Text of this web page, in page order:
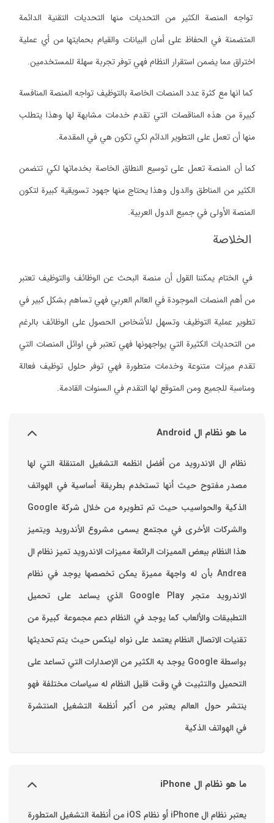
تواجه المنصة الكثير من التحديات منها التحديات التقنية الدائمة
المتضمنة في الحفاظ على أمان البيانات والقيام بحمايتها من أي عملية
اختراق مما يضمن استقرار النظام فهي توفر تجربة سهلة للمستخدمين.
كما انها مع كثرة عدد المنصات الخاصة بالتوظيف تواجه المنصة المنافسة
كبيرة من هذه المناقصات التي تقدم خدمات مشابهة لها وهذا يتطلب
منها أن تعمل على التطوير الدائم لكي تكون هي في المقدمة.
كما أن المنصة تعمل على توسيع النطاق الخاصة بخدماتها لكي تتضمن
الكثير من المناطق والدول وهذا يحتاج منها جهود تسويقية كبيرة لتكون
المنصة الأولى في جميع الدول العربية.
الخلاصة
في الختام يمكننا القول أن منصة البحث عن الوظائف والتوظيف تعتبر
من أهم المنصات الموجودة في العالم العربي فهي تساهم بشكل كبير في
تطوير عملية التوظيف وتسهل للأشخاص الحصول على الوظائف بالرغم
من التحديات الكثيرة التي يواجهونها فهي تعتبر في اوائل المنصات التي
تقدم ميزات متنوعة وخدمات متطورة فهي توفر حلول توظيف فعالة
ومناسبة للجميع ومن المتوقع لها التقدم في السنوات القادمة.
ما هو نظام ال Android
نظام ال الاندرويد من أفضل انظمه التشغيل المتنقلة التي لها
مصدر مفتوح حيث أنها تستخدم بطريقة أساسية في الهواتف
والشركات الأخرى في مجتمع يسمى مشروع الأندرويد ويتميز
هذا النظام ببعض المميزات الرائعة ‏مميزات الاندرويد ‏تميز نظام ال
Andrea بأن له واجهة مميزة يمكن تخصصها ‏يوجد في نظام
الاندرويد متجر Google Play الذي يساعد على تحميل
التطبيقات والألعاب ‏كما يوجد في النظام دعم مجموعة كبيرة من
تقنيات الاتصال ‏النظام يعتمد على نواه لينكس حيث يتم تحديثها
بواسطة ‫Google‬ ‏يوجد به الكثير من الإصدارات التي تساعد على
التحميل والتثبيت في وقت قليل ‏النظام له سياسات مختلفة فهو
ينتشر حول العالم يعتبر من أكبر أنظمة التشغيل المنتشرة
في الهواتف الذكية
ما هو نظام ال iPhone
يعتبر نظام ال iPhone أو نظام iOS من أنظمة التشغيل المتطورة